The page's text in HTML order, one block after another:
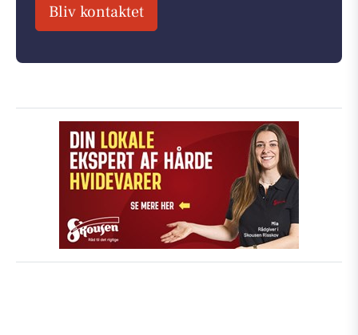
Bliv kontaktet